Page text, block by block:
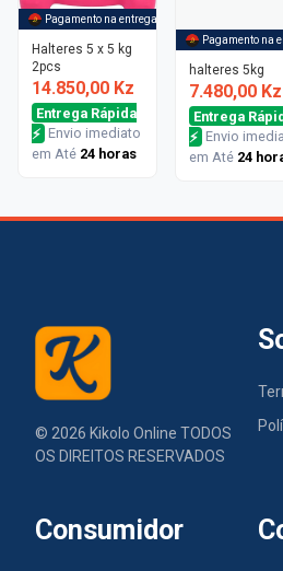
Pagamento na entrega
Halteres 5 x 5 kg
2pcs
14.850,00 Kz
Entrega Rápida
⚡ Envio imediato
em Até 24 horas
Pagamento na
halteres 5kg
7.480,00 Kz
Entrega
⚡ Envio
em Até 24
© 2026 Kikolo Online TODOS
OS DIREITOS RESERVADOS
Consumidor